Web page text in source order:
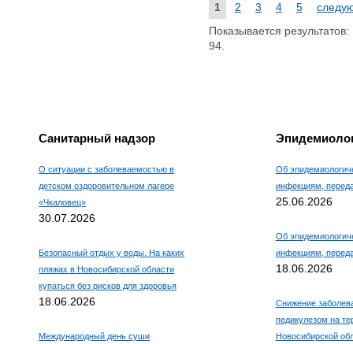
1 2 3 4 5
Показывается
94.
Санитарный надзор
О ситуации с заболеваемостью в
детском оздоровительном лагере
«Чкаловец»
30.07.2026
Безопасный отдых у воды. На каких
пляжах в Новосибирской области
купаться без рисков для здоровья
18.06.2026
Международный день суши
Об
инфекциям,
25.06.2026
Об
инфекциям,
18.06.2026
Снижение
педикулезом на
Новосибирской